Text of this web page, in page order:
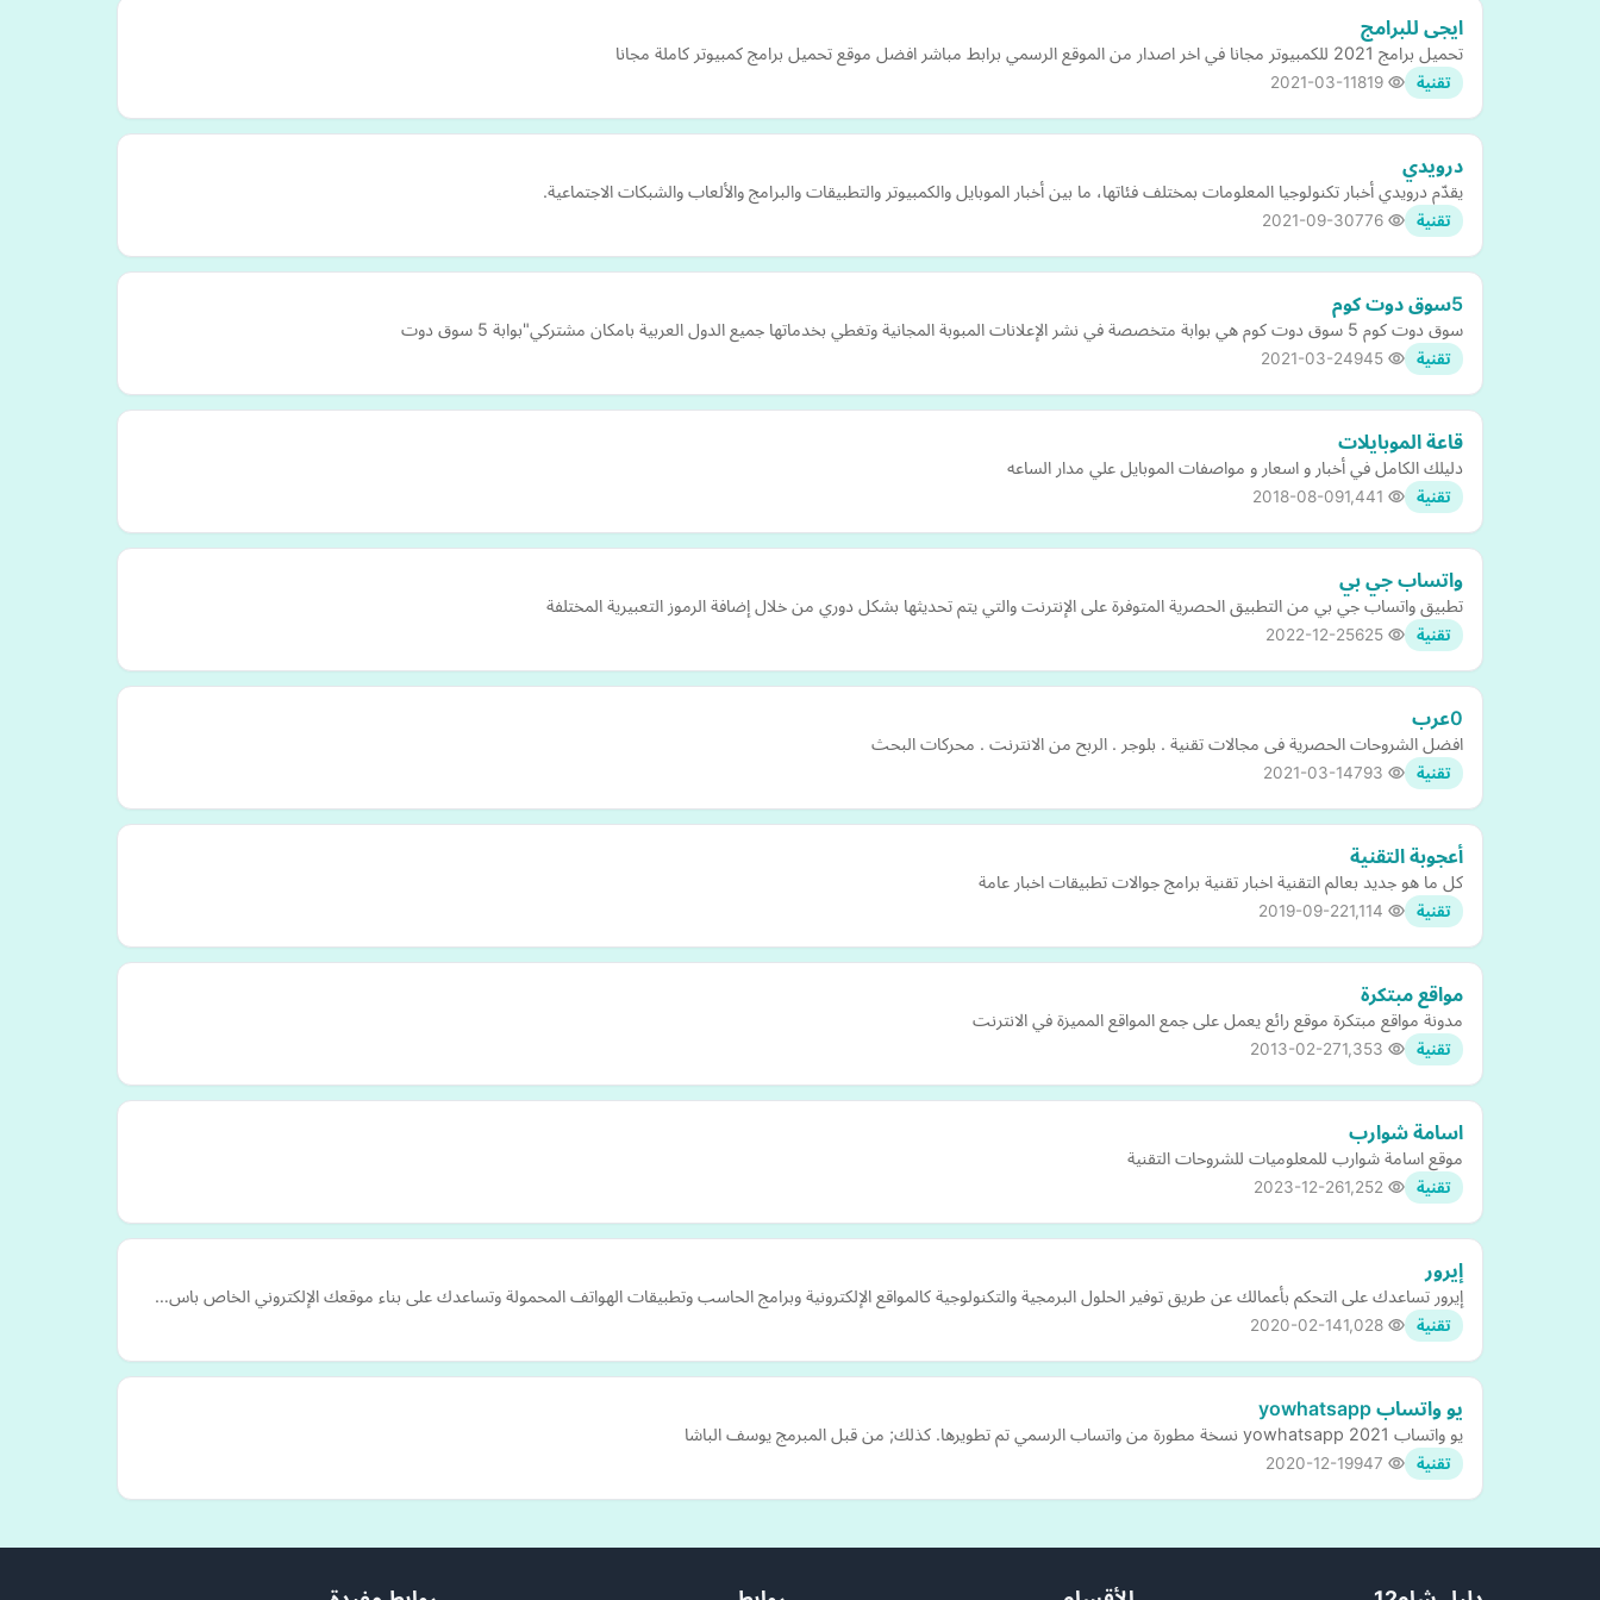
ايجى للبرامج
تحميل برامج 2021 للكمبيوتر مجانا في اخر اصدار من الموقع الرسمي برابط مباشر افضل موقع تحميل برامج كمبيوتر كاملة مجانا
تقنية 2021-03-11
درويدي
يقدّم درويدي أخبار تكنولوجيا المعلومات بمختلف فئاتها، ما بين أخبار الموبايل والكمبيوتر والتطبيقات والبرامج والألعاب والشبكات الاجتماعية.
تقنية 2021-09-30
5سوق دوت كوم
سوق دوت كوم 5 سوق دوت كوم هي بوابة متخصصة في نشر الإعلانات المبوبة المجانية وتغطي بخدماتها جميع الدول العربية بامكان مشتركي"بوابة 5 سوق دوت
تقنية 2021-03-24
قاعة الموبايلات
دليلك الكامل في أخبار و اسعار و مواصفات الموبايل علي مدار الساعه
تقنية 2018-08-09
واتساب جي بي
تطبيق واتساب جي بي من التطبيق الحصرية المتوفرة على الإنترنت والتي يتم تحديثها بشكل دوري من خلال إضافة الرموز التعبيرية المختلفة
تقنية 2022-12-25
0عرب
افضل الشروحات الحصرية فى مجالات تقنية . بلوجر . الربح من الانترنت . محركات البحث
تقنية 2021-03-14
أعجوبة التقنية
كل ما هو جديد بعالم التقنية اخبار تقنية برامج جوالات تطبيقات اخبار عامة
تقنية 2019-09-22
مواقع مبتكرة
مدونة مواقع مبتكرة موقع رائع يعمل على جمع المواقع المميزة في الانترنت
تقنية 2013-02-27
اسامة شوارب
موقع اسامة شوارب للمعلوميات للشروحات التقنية
تقنية 2023-12-26
إيرور
إيرور تساعدك على التحكم بأعمالك عن طريق توفير الحلول البرمجية والتكنولوجية كالمواقع الإلكترونية وبرامج الحاسب وتطبيقات الهواتف المحمولة وتساعدك على بناء موقعك الإلكتروني الخاص باس…
تقنية 2020-02-14
يو واتساب yowhatsapp
يو واتساب yowhatsapp 2021 نسخة مطورة من واتساب الرسمي تم تطويرها. كذلك; من قبل المبرمج يوسف الباشا
تقنية 2020-12-19